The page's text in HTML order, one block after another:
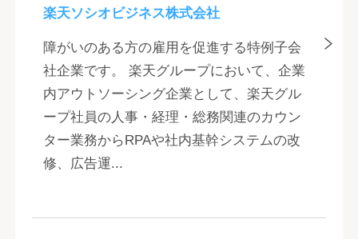
楽天ソシオビジネス株式会社
障がいのある方の雇用を促進する特例子会
社企業です。 楽天グループにおいて、企業
内アウトソーシング企業として、楽天グル
ープ社員の人事・経理・総務関連のカウン
ター業務からRPAや社内基幹システムの改
修、広告運...